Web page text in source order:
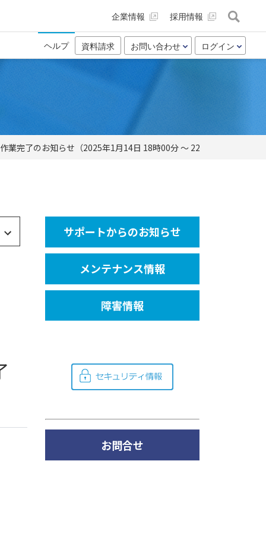
企業情報 採用情報
ヘルプ 資料請求 お問い合わせ ログイン
業完了のお知らせ（2025年1月14日 18時00分 ～ 22時00分）
サポートからのお知らせ
メンテナンス情報
障害情報
お問合せ